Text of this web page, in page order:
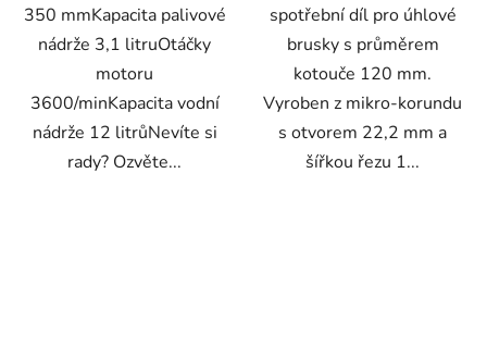
350 mmKapacita palivové
nádrže 3,1 litruOtáčky
motoru
3600/minKapacita vodní
nádrže 12 litrůNevíte si
rady? Ozvěte...
spotřební díl pro úhlové
brusky s průměrem
kotouče 120 mm.
Vyroben z mikro-korundu
s otvorem 22,2 mm a
šířkou řezu 1...